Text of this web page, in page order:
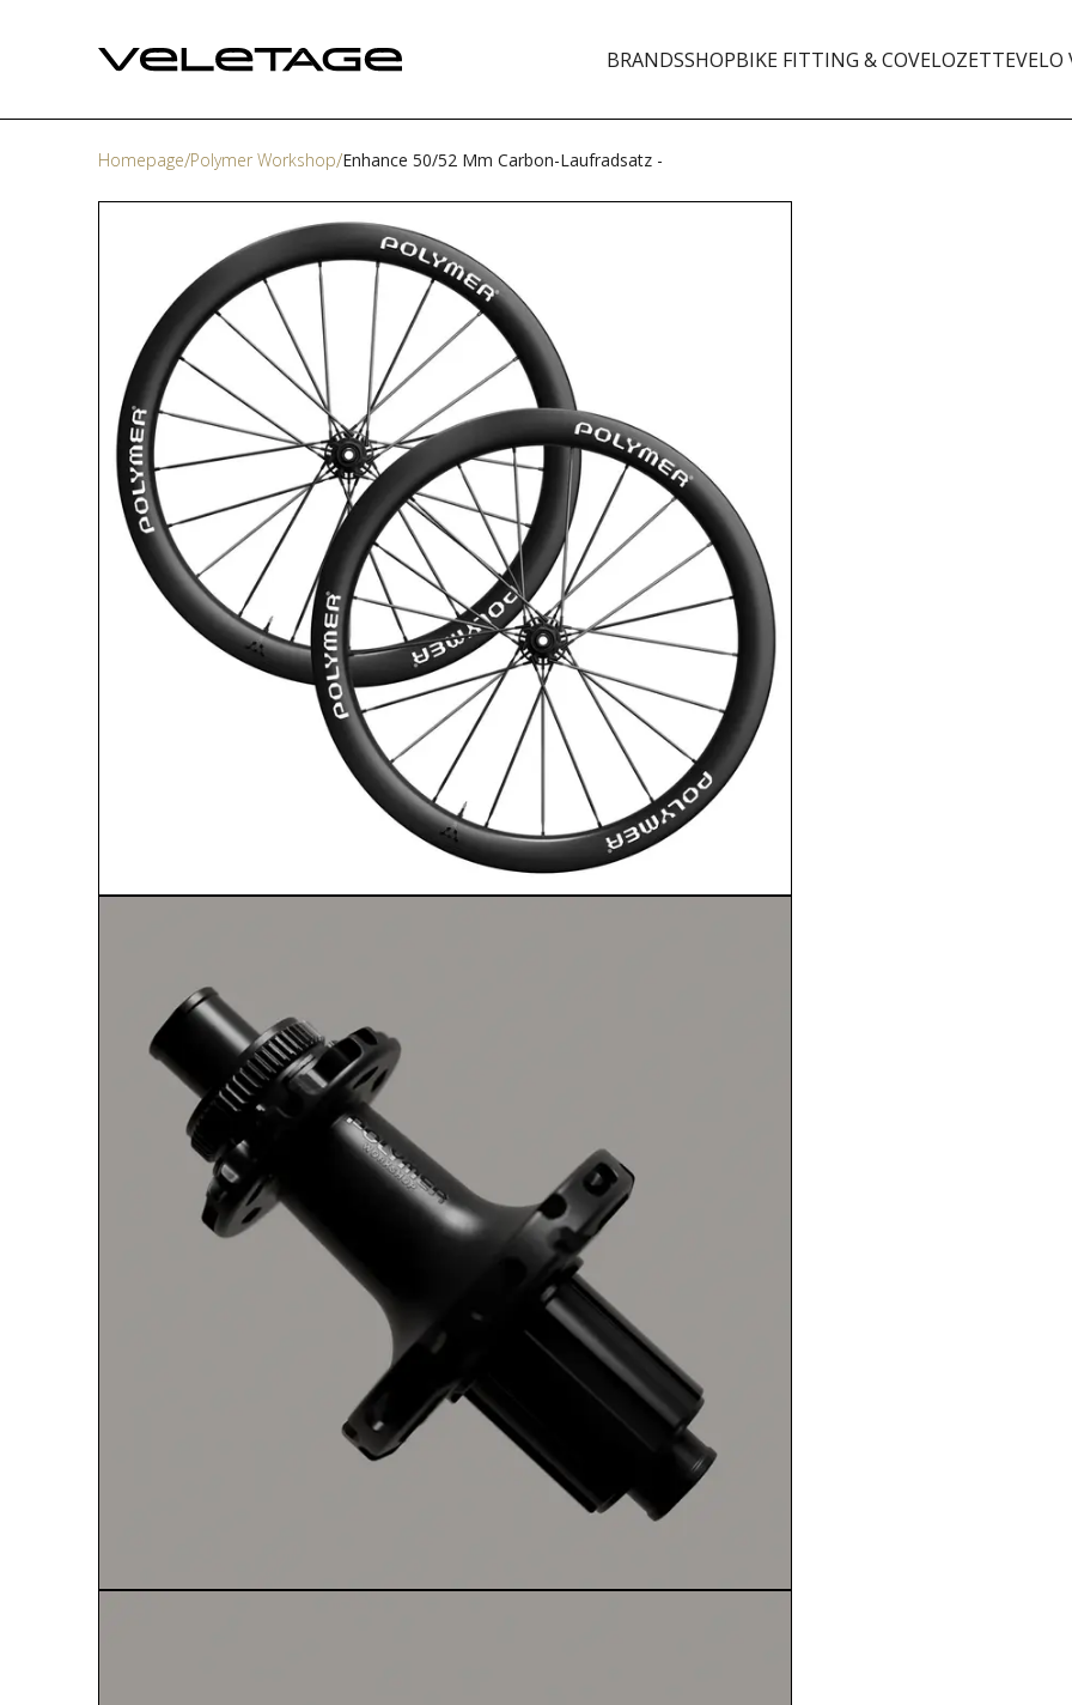
BRANDSSHOPBIKE FITTING & COVELOZETTEVELO
Homepage Polymer Workshop Enhance 50/52 Mm Carbon-Laufradsatz -